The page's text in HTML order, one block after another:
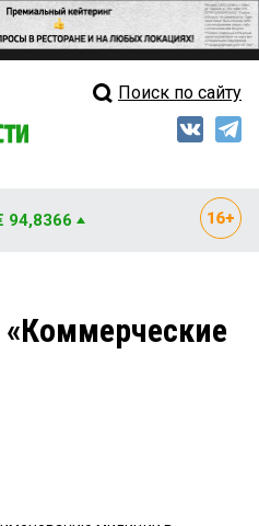
Свежий выпуск
Рейтинги
Поиск по сайту
94,8366